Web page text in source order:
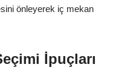
önleyerek iç mekan
İpuçları